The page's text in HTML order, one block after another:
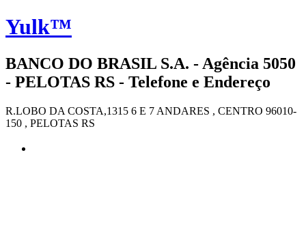
Yulk™
BANCO DO BRASIL S.A. - Agência 5050
- PELOTAS RS - Telefone e Endereço
R.LOBO DA COSTA,1315 6 E 7 ANDARES , CENTRO 96010-
150 , PELOTAS RS